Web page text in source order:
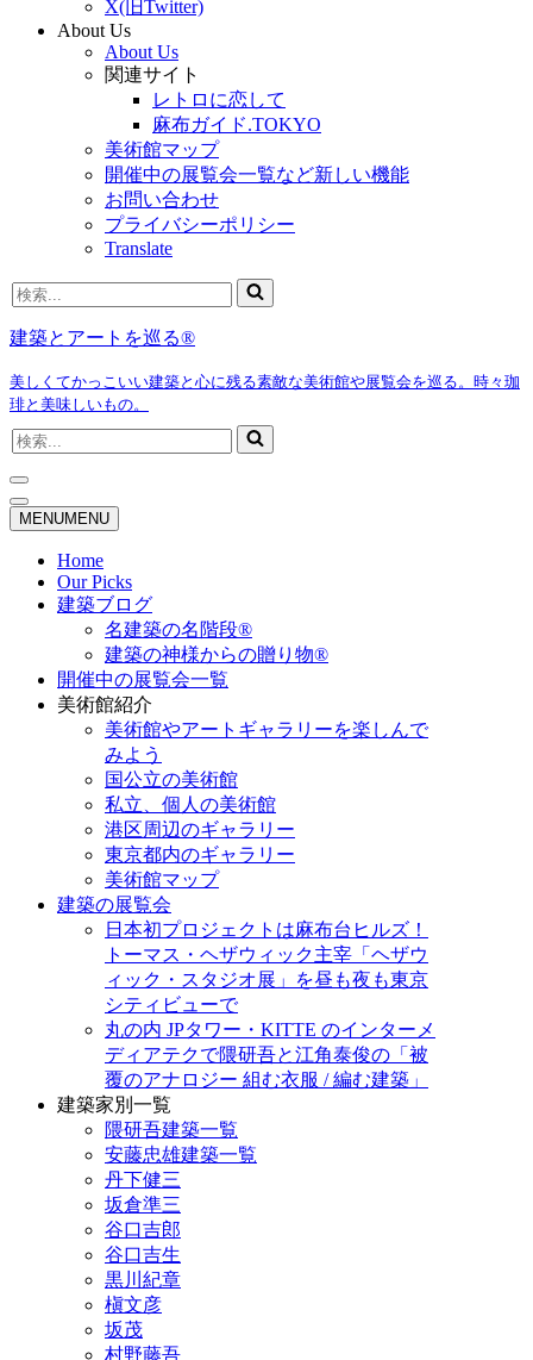
X(旧Twitter)
About Us
About Us
関連サイト
レトロに恋して
麻布ガイド.TOKYO
美術館マップ
開催中の展覧会一覧など新しい機能
お問い合わせ
プライバシーポリシー
Translate
検
索...
建築とアートを巡る®
美しくてかっこいい建築と心に残る素敵な美術館や展覧会を巡る。時々珈
琲と美味しいもの。
検
索...
ナ
ビ
ゲ
ナ
ビ
MENUMENU
Home
Our Picks
建築ブログ
名建築の名階段®
建築の神様からの贈り物®
開催中の展覧会一覧
美術館紹介
美術館やアートギャラリーを楽しんで
みよう
国公立の美術館
私立、個人の美術館
港区周辺のギャラリー
東京都内のギャラリー
美術館マップ
建築の展覧会
日本初プロジェクトは麻布台ヒルズ！
トーマス・ヘザウィック主宰「ヘザウ
ィック・スタジオ展」を昼も夜も東京
シティビューで
丸の内 JPタワー・KITTE のインターメ
ディアテクで隈研吾と江角泰俊の「被
覆のアナロジー 組む衣服 / 編む建築」
建築家別一覧
隈研吾建築一覧
安藤忠雄建築一覧
丹下健三
坂倉準三
谷口吉郎
谷口吉生
黒川紀章
槇文彦
坂茂
村野藤吾